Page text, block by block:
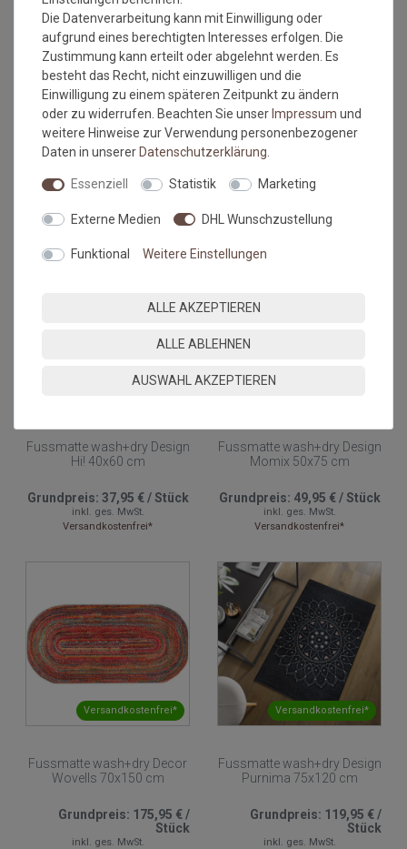
Versandkostenfrei*
Fußmatte wash+dry Design
Herr Just - Welcome! 50x75
cm
Grundpreis:49,95 €/Stück
Versandkostenfrei*
Fussmatte wash+dry Design
Three Cats 40x60 cm
Grundpreis:37,95 €
NEU
Fussmatte wash+dry Design
Hi! 40x60 cm
Grundpreis: 37,95 €/Stück
inkl. ges. MwSt.
Versandkostenfrei*
Fussmatte wash+dry Design
Momix 50x75 cm
Grundpreis: 49,95 €/Stück
inkl. ges. MwSt.
Versandkostenfrei*
Versandkostenfrei*
Fussmatte wash+dry Decor
Wovells 70x150 cm
Grundpreis: 175,95 €/
Stück
inkl. ges. MwSt.
Versandkostenfrei*
Fussmatte wash+dry Design
Purnima 75x120 cm
Grundpreis: 119,95 €/
Stück
inkl. ges. MwSt.
Die Datenverarbeitung kann mit Einwilligung oder
aufgrund eines berechtigten Interesses erfolgen. Die
Zustimmung kann erteilt oder abgelehnt werden. Es
besteht das Recht, nicht einzuwilligen und die
Einwilligung zu einem späteren Zeitpunkt zu ändern
oder zu widerrufen. Beachten Sie unser Impressum und
weitere Hinweise zur Verwendung personenbezogener
Daten in unserer Daten­schutz­erklärung
Essenziell Statistik Marketing
Externe Medien DHL Wunschzustellung
Funktional Weitere Einstellungen
ALLE AKZEPTIEREN
ALLE ABLEHNEN
AUSWAHL AKZEPTIEREN